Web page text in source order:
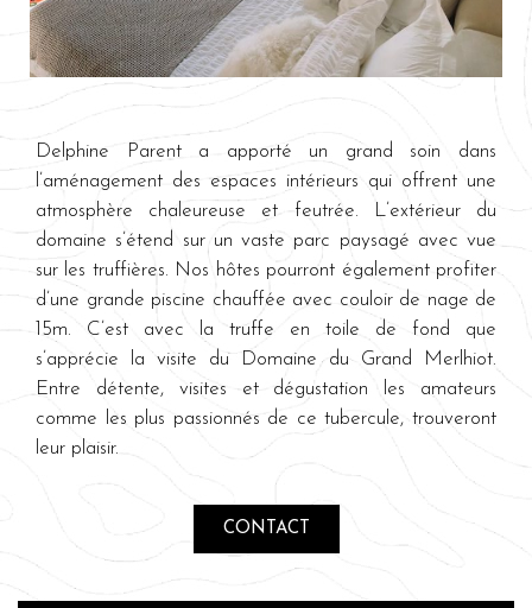
Delphine Parent a apporté un grand soin dans
l’aménagement des espaces intérieurs qui offrent une
atmosphère chaleureuse et feutrée. L’extérieur du
domaine s’étend sur un vaste parc paysagé avec vue
sur les truffières. Nos hôtes pourront également profiter
d’une grande piscine chauffée avec couloir de nage de
15m. C’est avec la truffe en toile de fond que
s’apprécie la visite du Domaine du Grand Merlhiot.
Entre détente, visites et dégustation les amateurs
comme les plus passionnés de ce tubercule, trouveront
leur plaisir.
CONTACT